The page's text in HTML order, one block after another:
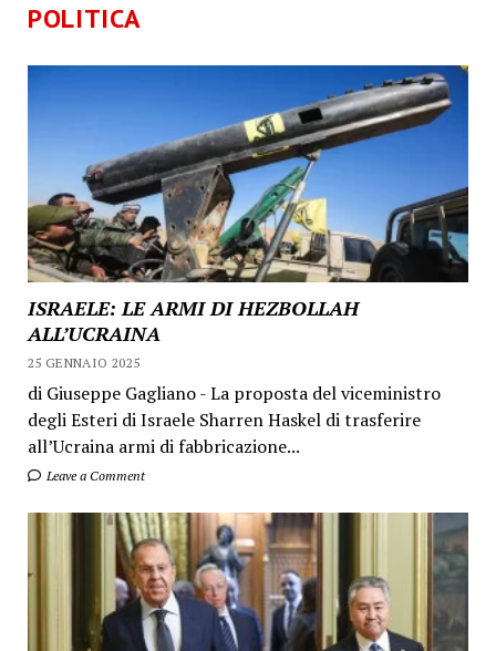
POLITICA
ISRAELE: LE ARMI DI HEZBOLLAH
ALL’UCRAINA
25 GENNAIO 2025
di Giuseppe Gagliano - La proposta del viceministro
degli Esteri di Israele Sharren Haskel di trasferire
all’Ucraina armi di fabbricazione...
Leave a Comment